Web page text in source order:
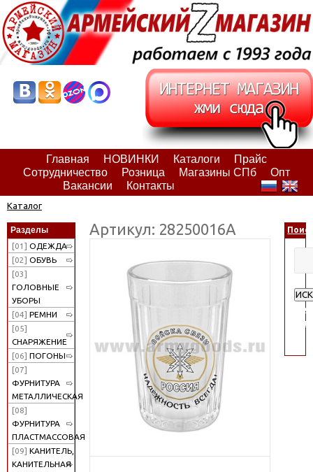
Главная НОВИНКИ Каталоги
Прайс
Сотрудничество
Розница Магазины СПб
Опт
Вакансии
Контакты
Каталог
Разделы
[01] ОДЕЖДА
[02] ОБУВЬ
[03]
ГОЛОВНЫЕ
УБОРЫ
[04] РЕМНИ
[05]
СНАРЯЖЕНИЕ
[06] ПОГОНЫ
[07]
ФУРНИТУРА
МЕТАЛЛИЧЕСКАЯ
[08]
ФУРНИТУРА
ПЛАСТМАССОВАЯ
[09] КАНИТЕЛЬ,
КАНИТЕЛЬНАЯ
Артикул: 28250016А